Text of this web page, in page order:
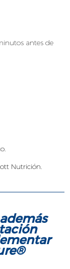
antes de
Nutrición.